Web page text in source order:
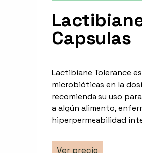
Capsulas
Lactibiane Tolerance
microbióticas en la
recomienda su uso
a algún alimento,
hiperpermeabilidad
Ver precio